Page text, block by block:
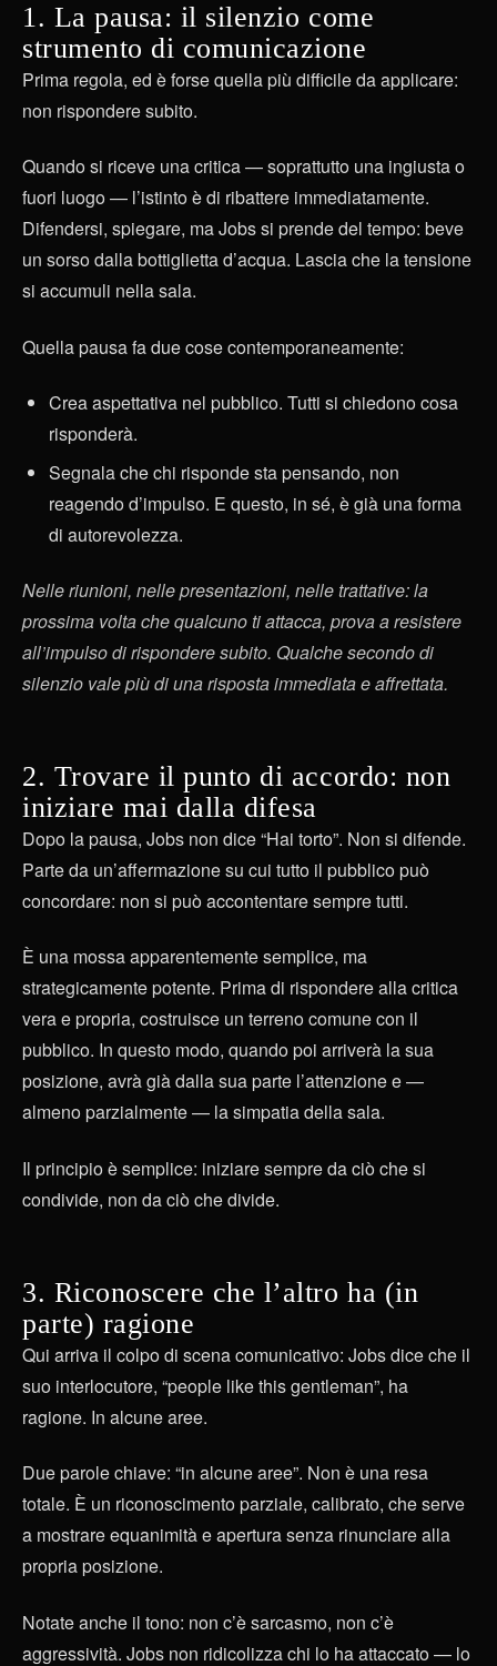
1. La pausa: il silenzio come
strumento di comunicazione
Prima regola, ed è forse quella più difficile da applicare:
non rispondere subito.
Quando si riceve una critica — soprattutto una ingiusta o
fuori luogo — l’istinto è di ribattere immediatamente.
Difendersi, spiegare, ma Jobs si prende del tempo: beve
un sorso dalla bottiglietta d’acqua. Lascia che la tensione
si accumuli nella sala.
Quella pausa fa due cose contemporaneamente:
Crea aspettativa nel pubblico. Tutti si chiedono cosa
risponderà.
Segnala che chi risponde sta pensando, non
reagendo d’impulso. E questo, in sé, è già una forma
di autorevolezza.
Nelle riunioni, nelle presentazioni, nelle trattative: la
prossima volta che qualcuno ti attacca, prova a resistere
all’impulso di rispondere subito. Qualche secondo di
silenzio vale più di una risposta immediata e affrettata.
2. Trovare il punto di accordo: non
iniziare mai dalla difesa
Dopo la pausa, Jobs non dice “Hai torto”. Non si difende.
Parte da un’affermazione su cui tutto il pubblico può
concordare: non si può accontentare sempre tutti.
È una mossa apparentemente semplice, ma
strategicamente potente. Prima di rispondere alla critica
vera e propria, costruisce un terreno comune con il
pubblico. In questo modo, quando poi arriverà la sua
posizione, avrà già dalla sua parte l’attenzione e —
almeno parzialmente — la simpatia della sala.
Il principio è semplice: iniziare sempre da ciò che si
condivide, non da ciò che divide.
3. Riconoscere che l’altro ha (in
parte) ragione
Qui arriva il colpo di scena comunicativo: Jobs dice che il
suo interlocutore, “people like this gentleman”, ha
ragione. In alcune aree.
Due parole chiave: “in alcune aree”. Non è una resa
totale. È un riconoscimento parziale, calibrato, che serve
a mostrare equanimità e apertura senza rinunciare alla
propria posizione.
Notate anche il tono: non c’è sarcasmo, non c’è
aggressività. Jobs non ridicolizza chi lo ha attaccato — lo